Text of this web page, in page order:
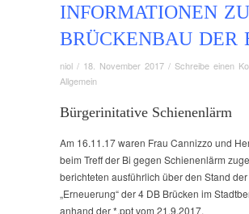
INFORMATIONEN
BRÜCKENBAU DER
niol / 18. November 2017 / Schreibe einen
Allgemein
Bürgerinitative Schienenlärm
Am 16.11.17 waren Frau Cannizzo und
beim Treff der Bi gegen Schienenlärm
berichteten ausführlich über den Stand der
„Erneuerung“ der 4 DB Brücken im
anhand der *.ppt vom 21.9.2017.